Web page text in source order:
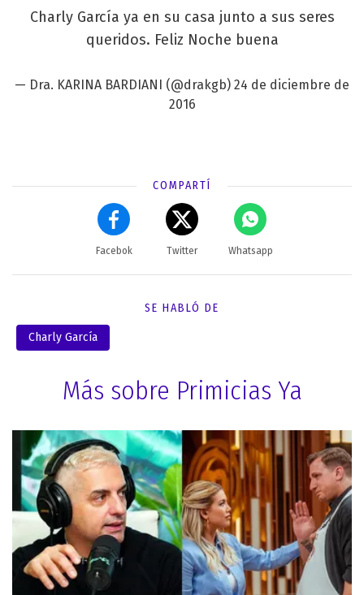
Charly García ya en su casa junto a sus seres
queridos. Feliz Noche buena
— Dra. KARINA BARDIANI (@drakgb) 24 de diciembre de
2016
COMPARTÍ
Facebok Twitter Whatsapp
SE HABLÓ DE
Charly García
Más sobre Primicias Ya